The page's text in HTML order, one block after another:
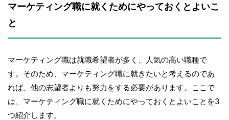
マーケティング職に就くためにやっておくとよいこ
と
マーケティング職は就職希望者が多く、人気の高い職種で
す。そのため、マーケティング職に就きたいと考えるのであ
れば、他の志望者よりも努力をする必要があります。ここで
は、マーケティング職に就くためにやっておくとよいことを3
つ紹介します。